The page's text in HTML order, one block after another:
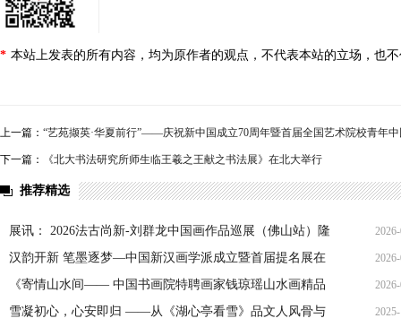
* 本站上发表的所有内容，均为原作者的观点，不代表本站的立场，也
上一篇： “艺苑撷英·华夏前行”——庆祝新中国成立70周年暨首届全国艺术院校青年
下一篇： 《北大书法研究所师生临王羲之王献之书法展》在北大举行
推荐精选
展讯： 2026法古尚新-刘群龙中国画作品巡展（佛山站）隆
重开幕
汉韵开新 笔墨逐梦—中国新汉画学派成立暨首届提名展在
京隆重启幕
《寄情山水间—— 中国书画院特聘画家钱琼瑶山水画精品
展》欢迎合作
雪凝初心，心安即归 ——从《湖心亭看雪》品文人风骨与